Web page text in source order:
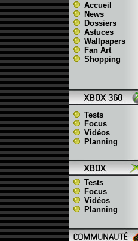
Accueil
News
Dossiers
Astuces
Wallpapers
Fan Art
Shopping
Tests
Focus
Vidéos
Planning
Tests
Focus
Vidéos
Planning